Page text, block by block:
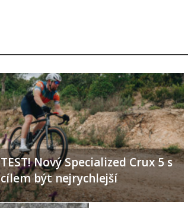
TEST! Nový Specialized Crux 5 s
cílem být nejrychlejší